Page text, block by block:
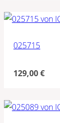
025715
129,00€